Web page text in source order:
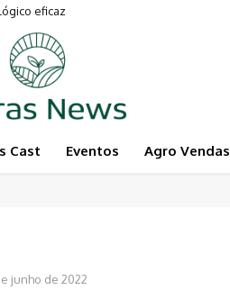
eficaz
Cast Eventos Agro Vendas
junho de 2022